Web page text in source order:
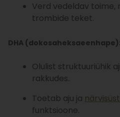
Verd vedeldav toime,
trombide teket.
DHA (dokosaheksaeenhape):
Olulist struktuuriühik
rakkudes.
Toetab aju ja
funktsioone.